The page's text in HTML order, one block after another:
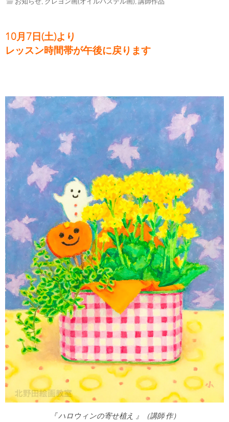
お知らせ, クレヨン画(オイルパステル画), 講師作品
10月7日(土)より
レッスン時間帯が午後に戻ります
『 ハロウィンの寄せ植え 』（講師 作）